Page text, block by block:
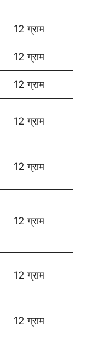
12 ग्राम
12 ग्राम
12 ग्राम
12 ग्राम
12 ग्राम
12 ग्राम
12 ग्राम
12 ग्राम